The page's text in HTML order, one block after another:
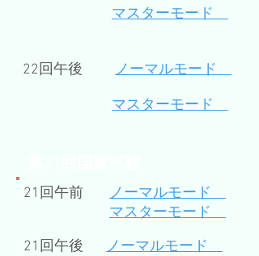
​マスターモード
22回午後 ​ノーマルモード
​マスターモード
21回午前
ノーマルモード
マスターモード
21回午後
ノーマルモード